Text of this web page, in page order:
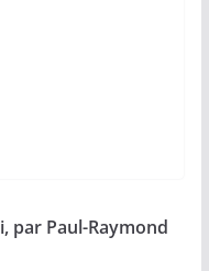
par Paul-Raymond